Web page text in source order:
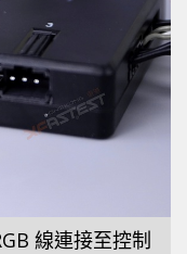
線連接至控制